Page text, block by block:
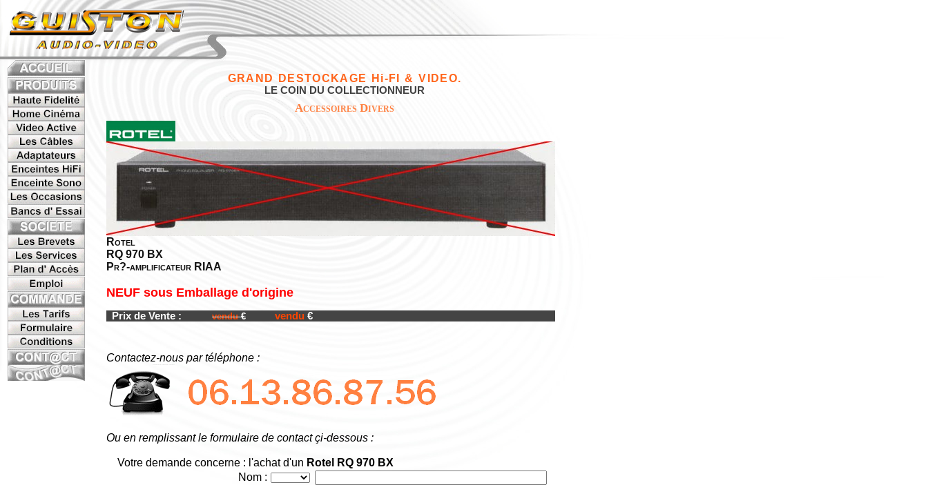
GRAND DESTOCKAGE Hi-FI & VIDEO.
LE COIN DU COLLECTIONNEUR
Accessoires Divers
Rotel
RQ 970 BX
Pr?-amplificateur RIAA
NEUF sous Emballage d'origine
Prix de Vente : vendu€ vendu €
Contactez-nous par téléphone :
Ou en remplissant le formulaire de contact çi-dessous :
Votre demande concerne : l'achat d'un Rotel RQ 970 BX
Nom :